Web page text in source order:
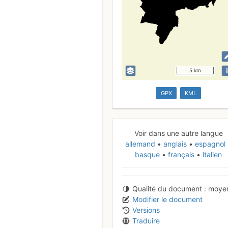
5 km i
GPX KML
Voir dans une autre langue
allemand
anglais
espagnol
basque
français italien
Qualité du document
Modifier le document
Versions
Traduire